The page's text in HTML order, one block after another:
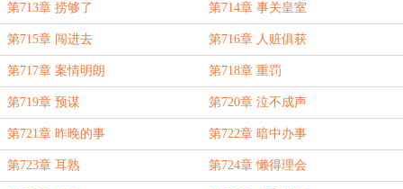
第713章 捞够了 第714章 事关皇室
第715章 闯进去 第716章 人赃俱获
第717章 案情明朗 第718章 重罚
第719章 预谋 第720章 泣不成声
第721章 昨晚的事 第722章 暗中办事
第723章 耳熟 第724章 懒得理会